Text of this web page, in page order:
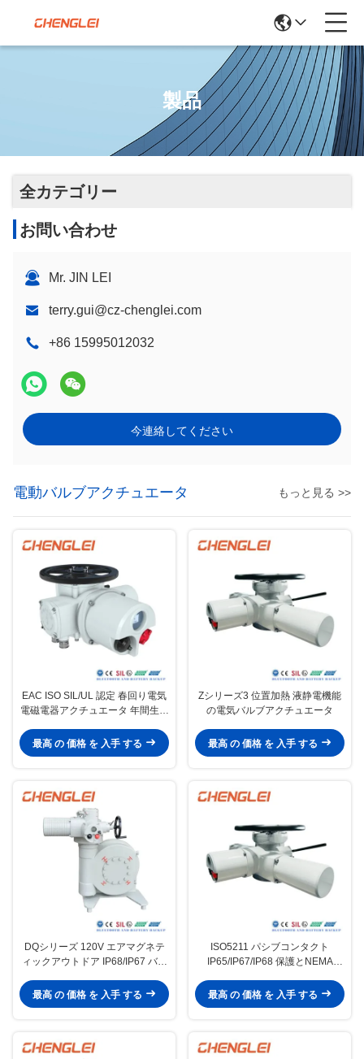
製品
全カテゴリー
お問い合わせ
Mr. JIN LEI
terry.gui@cz-chenglei.com
+86 15995012032
今連絡してください
電動バルブアクチュエータ もっと見る >>
EAC ISO SIL/UL 認定 春回り電気
電磁電器アクチュエータ 年間生産
最高 の 価格 を 入手 する
Zシリーズ3 位置加熱 液静電機能
の電気バルブアクチュエータ
最高 の 価格 を 入手 する
DQシリーズ 120V エアマグネテ
ィックアウトドア IP68/IP67 バタ
チュエータ
最高 の 価格 を 入手 する
ISO5211 パシブコンタクト
IP65/IP67/IP68 保護とNEMA
アクチュエータ
最高 の 価格 を 入手 する